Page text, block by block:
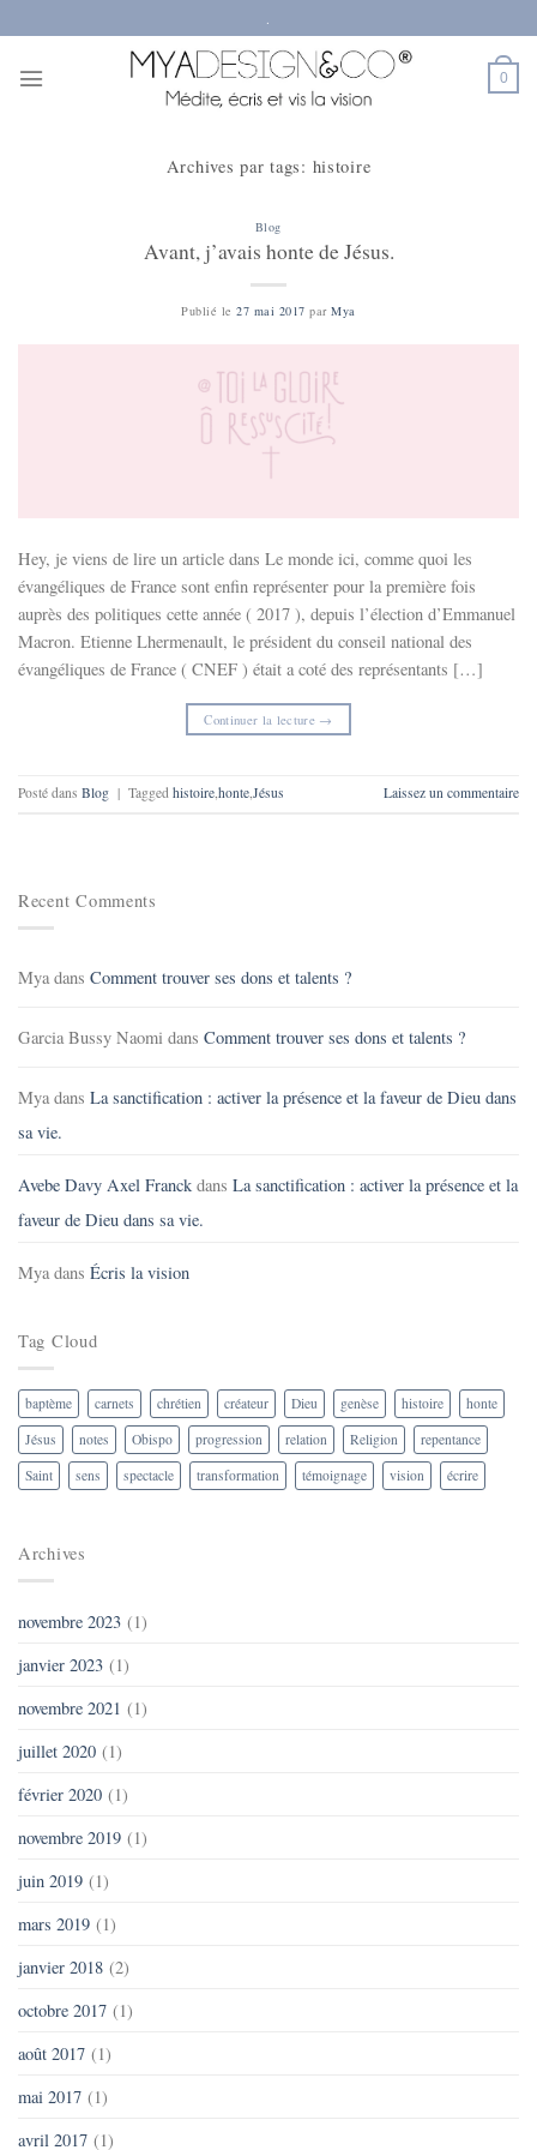
au
contenu
0
Archives par tags: histoire
Blog
Avant, j’avais honte de Jésus.
Publié le27 mai 2017 parMya
Hey, je viens de lire un article dans Le monde ici, comme quoi les
évangéliques de France sont enfin représenter pour la première fois
auprès des politiques cette année ( 2017 ), depuis l’élection d’Emmanuel
Macron. Etienne Lhermenault, le président du conseil national des
évangéliques de France ( CNEF ) était a coté des représentants […]
Continuer la lecture →
Posté dans Blog | Tagged histoire,honte,Jésus Laissez un commentaire
Recent Comments
Mya dans Comment trouver ses dons et talents ?
Garcia Bussy Naomi dans Comment trouver ses dons et talents ?
Mya dans La sanctification : activer la présence et la faveur de Dieu dans
sa vie.
Avebe Davy Axel Franck dans La sanctification : activer la présence et la
faveur de Dieu dans sa vie.
Mya dans Écris la vision
Tag Cloud
baptème carnets chrétien créateur Dieu genèse histoire
honte
Jésus
notes Obispo progression relation Religion
repentance
Saint
sens spectacle transformation témoignage vision écrire
Archives
novembre 2023 (1)
janvier 2023 (1)
novembre 2021 (1)
juillet 2020 (1)
février 2020 (1)
novembre 2019 (1)
juin 2019 (1)
mars 2019 (1)
janvier 2018 (2)
octobre 2017 (1)
août 2017 (1)
mai 2017 (1)
avril 2017 (1)